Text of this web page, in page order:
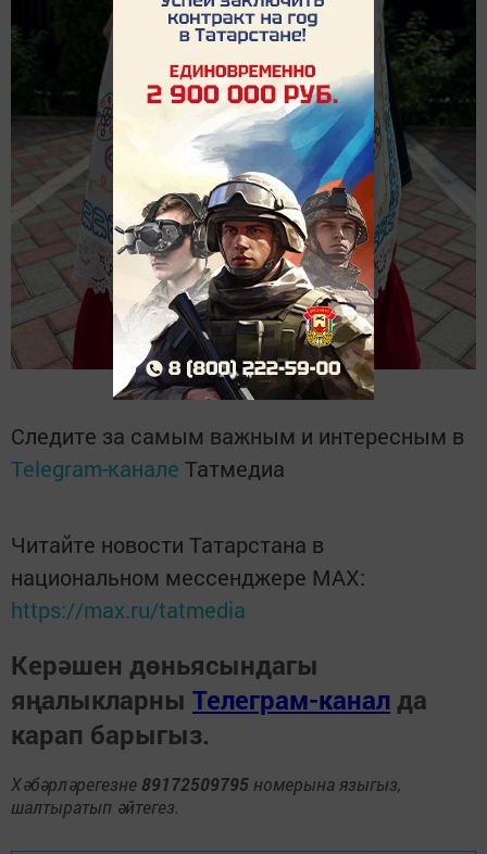
Следите за самым важным и интересным в
Telegram-канале Татмедиа
Читайте новости Татарстана в
национальном мессенджере MАХ:
https://max.ru/tatmedia
Керәшен дөньясындагы
яңалыкларны Телеграм-канал да
карап барыгыз.
Хәбәрләрегезне 89172509795 номерына языгыз,
шалтыратып әйтегез.